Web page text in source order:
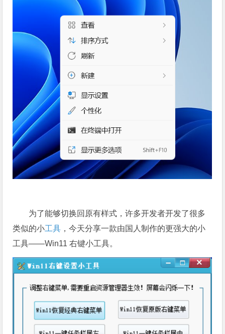
为了能够切换回原有样式，许多开发者开发了很多
类似的小工具 ，今天分享一款由国人制作的更强大的小
工具——Win11 右键小工具。